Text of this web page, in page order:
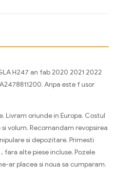
H247 an fab 2020 2021 2022
Aripa este f usor
Livram oriunde in Europa. Costul
volum. Recomandam revopsirea
si depozitare. Primesti
fara alte piese incluse. Pozele
ar placea si noua sa cumparam.